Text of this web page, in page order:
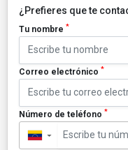
¿Prefieres que te
Tu nombre *
Correo electrónico *
Número de teléfono *
▼